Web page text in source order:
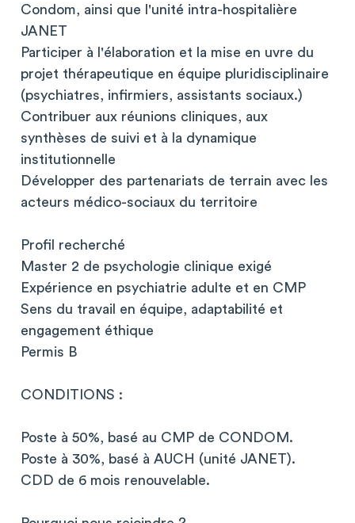
Condom, ainsi que l'unité intra-hospitalière
JANET
Participer à l'élaboration et la mise en uvre du
projet thérapeutique en équipe pluridisciplinaire
(psychiatres, infirmiers, assistants sociaux.)
Contribuer aux réunions cliniques, aux
synthèses de suivi et à la dynamique
institutionnelle
Développer des partenariats de terrain avec les
acteurs médico-sociaux du territoire
Profil recherché
Master 2 de psychologie clinique exigé
Expérience en psychiatrie adulte et en CMP
Sens du travail en équipe, adaptabilité et
engagement éthique
Permis B
CONDITIONS :
Poste à 50%, basé au CMP de CONDOM.
Poste à 30%, basé à AUCH (unité JANET).
CDD de 6 mois renouvelable.